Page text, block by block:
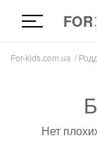
FOR
For-kids.com.ua
Нет